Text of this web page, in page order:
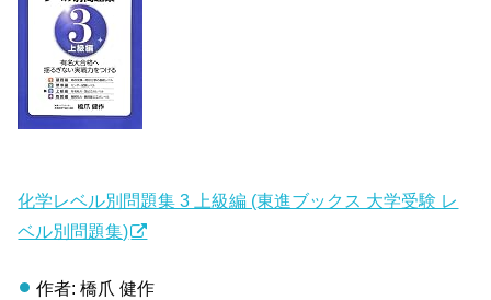
化学レベル別問題集 3 上級編 (東進ブックス 大学受験 レ
ベル別問題集)
作者: 橋爪 健作